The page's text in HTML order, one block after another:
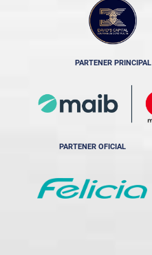
PARTENER PRINCIPAL
PARTENER OFICIAL